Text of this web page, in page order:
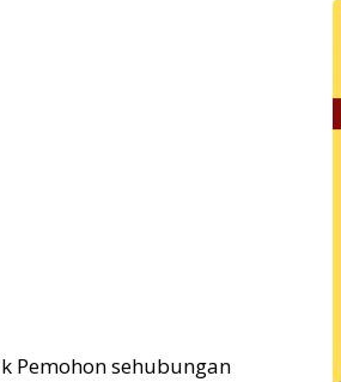
Pemohon sehubungan